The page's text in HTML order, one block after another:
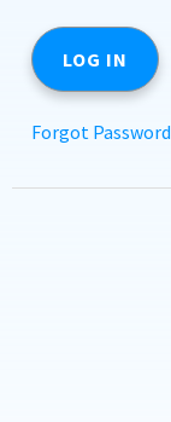
Forgot Password